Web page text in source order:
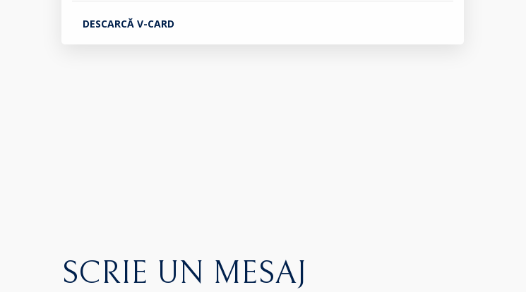
DESCARCĂ V-CARD
SCRIE UN MESAJ